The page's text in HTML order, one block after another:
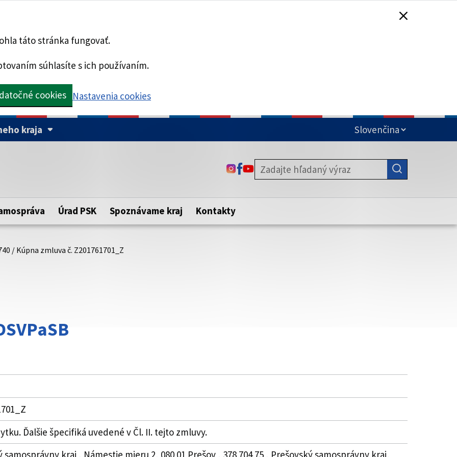
táto stránka fungovať.
súhlasíte s ich používaním.
cookies Nastavenia cookies
kraja
Táto stránka je zabezpečená
zabezpečenú webovú stránku. Zabezpečená stránka vždy začína
https:// pred názvom domény webového sídla.
ODKAZ SA OTVORÍ NA NOVEJ KARTE
ODKAZ SA OTVORÍ NA NOVEJ KARTE
ODKAZ SA OTVORÍ NA NOVEJ KARTE
Úrad PSK Spoznávame kraj Kontakty
/ Kúpna zmluva č. Z201761701_Z
Ďalšie špecifiká uvedené v Čl. II. tejto zmluvy.
kraj , Námestie mieru 2, 080 01 Prešov , 378 704 75 , Prešovský samosprávny kraj,